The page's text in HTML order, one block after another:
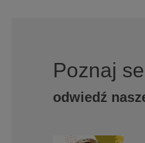
Poznaj
odwiedź